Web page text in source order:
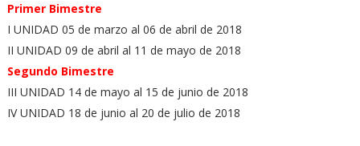
Primer Bimestre
I UNIDAD 05 de marzo al 06 de abril de 2018
II UNIDAD 09 de abril al 11 de mayo de 2018
Segundo Bimestre
III UNIDAD 14 de mayo al 15 de junio de 2018
IV UNIDAD 18 de junio al 20 de julio de 2018